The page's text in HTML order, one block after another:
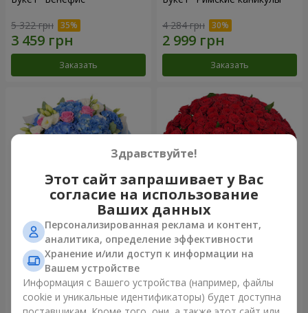
5 322 грн
Заказать
4 284 грн
Заказать
Букет "Небесная акварель"
6 665 грн
Заказать
101 красная роза
Заказать
Здравствуйте!
Этот сайт запрашивает у Вас
согласие на использование
Ваших данных
Персонализированная реклама и контент,
аналитика, определение эффективности
Хранение и/или доступ к информации на
Вашем устройстве
Информация с Вашего устройства (например, файлы
cookie и уникальные идентификаторы) будет доступна